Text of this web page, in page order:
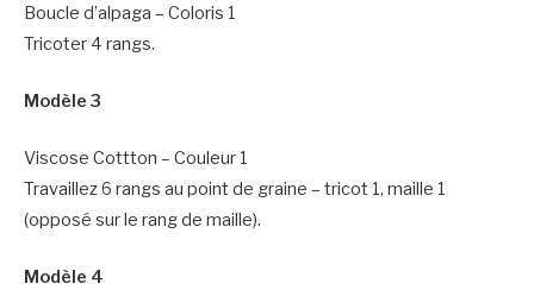
Boucle d’alpaga – Coloris 1
Tricoter 4 rangs.
Modèle 3
Viscose Cottton – Couleur 1
Travaillez 6 rangs au point de graine – tricot 1, maille 1
(opposé sur le rang de maille).
Modèle 4